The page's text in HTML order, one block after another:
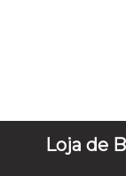
Loja de